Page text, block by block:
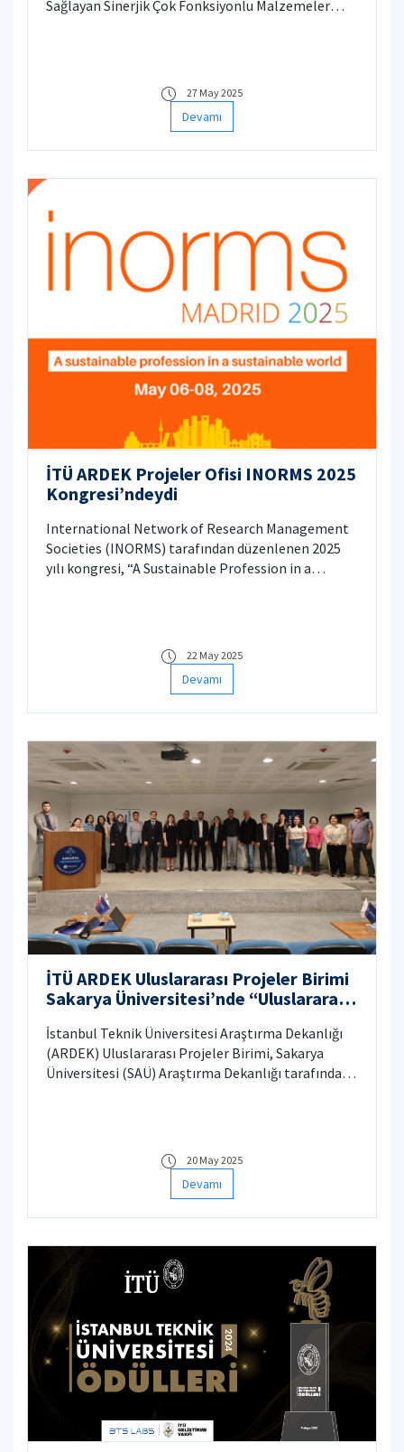
Sağlayan Sinerjik Çok Fonksiyonlu Malzemeler
27 May 2025
Devamı
İTÜ ARDEK Projeler Ofisi INORMS 2025
Kongresi’ndeydi
International Network of Research Management
Societies (INORMS) tarafından düzenlenen 2025
yılı kongresi, “A Sustainable Profession in a
22 May 2025
Devamı
İTÜ ARDEK Uluslararası Projeler Birimi
Sakarya Üniversitesi’nde “Uluslararası
Katıldı
İstanbul Teknik Üniversitesi Araştırma Dekanlığı
(ARDEK) Uluslararası Projeler Birimi, Sakarya
Üniversitesi (SAÜ) Araştırma Dekanlığı tarafından
20 May 2025
Devamı